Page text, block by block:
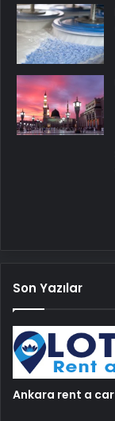
Son Yazılar
Ankara rent a car